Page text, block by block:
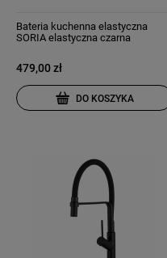
Bateria kuchenna elastyczna
SORIA elastyczna czarna
479,00 zł
DO KOSZYKA